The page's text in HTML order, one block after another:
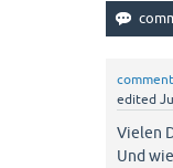
edited
Vielen
Und